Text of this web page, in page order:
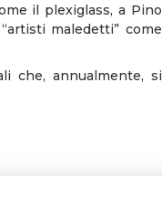
il plexiglass, a Pino
maledetti” come
che, annualmente, si